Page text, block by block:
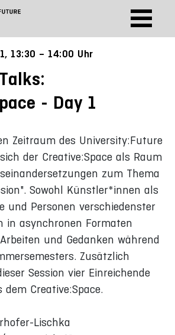
13:30 – 14:00 Uhr
- Day 1
Zeitraum des University:Future
der Creative:Space als Raum
zum Thema
Sowohl Künstler*innen als
und Personen verschiedenster
in asynchronen Formaten
und Gedanken während
Zusätzlich
Session vier Einreichende
Creative:Space.
Lischka